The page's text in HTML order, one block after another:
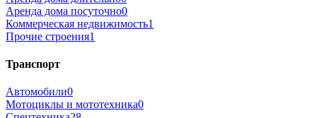
Аренда дома посуточно0
Коммерческая недвижимость1
Прочие строения1
Транспорт
Автомобили0
Мотоциклы и мототехника0